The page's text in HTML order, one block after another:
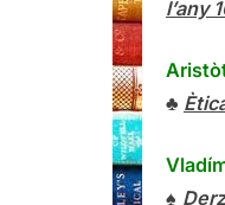
l’any
♣
♠